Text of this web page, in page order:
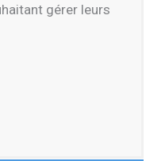
gérer leurs